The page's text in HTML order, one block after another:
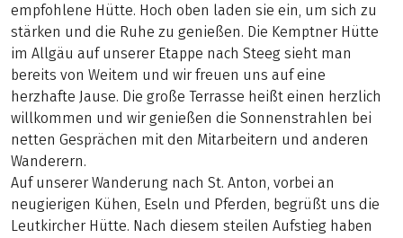
empfohlene Hütte. Hoch oben laden sie ein, um sich zu
stärken und die Ruhe zu genießen. Die Kemptner Hütte
im Allgäu auf unserer Etappe nach Steeg sieht man
bereits von Weitem und wir freuen uns auf eine
herzhafte Jause. Die große Terrasse heißt einen herzlich
willkommen und wir genießen die Sonnenstrahlen bei
netten Gesprächen mit den Mitarbeitern und anderen
Wanderern.
Auf unserer Wanderung nach St. Anton, vorbei an
neugierigen Kühen, Eseln und Pferden, begrüßt uns die
Leutkircher Hütte. Nach diesem steilen Aufstieg haben